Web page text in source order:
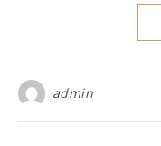
admin